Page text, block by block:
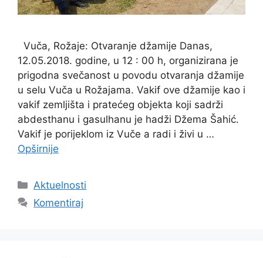
Vuča, Rožaje: Otvaranje džamije Danas,
12.05.2018. godine, u 12 : 00 h, organizirana je
prigodna svečanost u povodu otvaranja džamije
u selu Vuča u Rožajama. Vakif ove džamije kao i
vakif zemljišta i pratećeg objekta koji sadrži
abdesthanu i gasulhanu je hadži Džema Šahić.
Vakif je porijeklom iz Vuče a radi i živi u …
Opširnije
Kategorije
Aktuelnosti
Komentiraj